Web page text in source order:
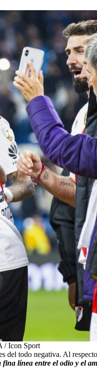
/ Icon Sport
del todo negativa. Al
fina línea entre el odio y el